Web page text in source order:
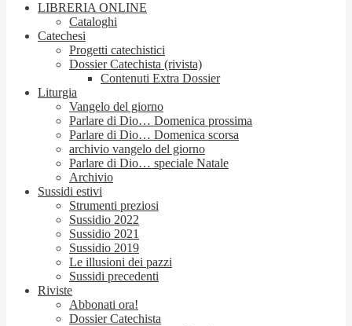
LIBRERIA ONLINE
Cataloghi
Catechesi
Progetti catechistici
Dossier Catechista (rivista)
Contenuti Extra Dossier
Liturgia
Vangelo del giorno
Parlare di Dio… Domenica prossima
Parlare di Dio… Domenica scorsa
archivio vangelo del giorno
Parlare di Dio… speciale Natale
Archivio
Sussidi estivi
Strumenti preziosi
Sussidio 2022
Sussidio 2021
Sussidio 2019
Le illusioni dei pazzi
Sussidi precedenti
Riviste
Abbonati ora!
Dossier Catechista